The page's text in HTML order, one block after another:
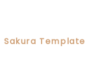
Sakura Template